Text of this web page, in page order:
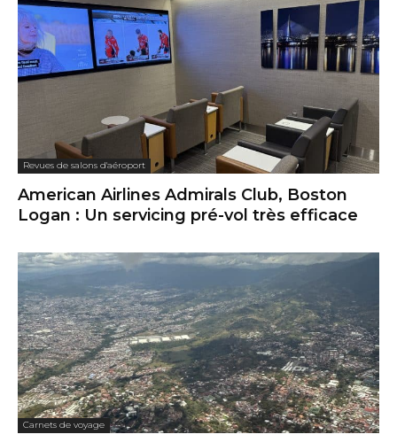
Revues de salons d'aéroport
American Airlines Admirals Club, Boston
Logan : Un servicing pré-vol très efficace
Carnets de voyage